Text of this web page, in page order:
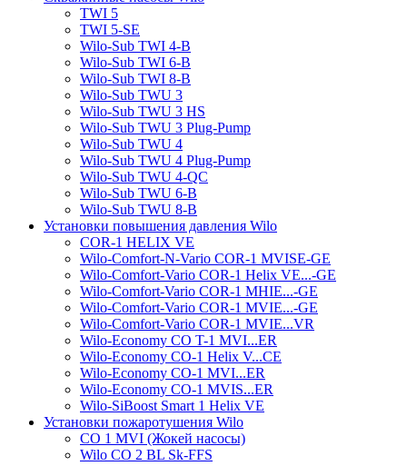
TWI 5
TWI 5-SE
Wilo-Sub TWI 4-B
Wilo-Sub TWI 6-B
Wilo-Sub TWI 8-B
Wilo-Sub TWU 3
Wilo-Sub TWU 3 HS
Wilo-Sub TWU 3 Plug-Pump
Wilo-Sub TWU 4
Wilo-Sub TWU 4 Plug-Pump
Wilo-Sub TWU 4-QC
Wilo-Sub TWU 6-B
Wilo-Sub TWU 8-B
Установки повышения давления Wilo
COR-1 HELIX VE
Wilo-Comfort-N-Vario COR-1 MVISE-GE
Wilo-Comfort-Vario COR-1 Helix VE...-GE
Wilo-Comfort-Vario COR-1 MHIE...-GE
Wilo-Comfort-Vario COR-1 MVIE...-GE
Wilo-Comfort-Vario COR-1 MVIE...VR
Wilo-Economy CO T-1 MVI...ER
Wilo-Economy CO-1 Helix V...CE
Wilo-Economy CO-1 MVI...ER
Wilo-Economy CO-1 MVIS...ER
Wilo-SiBoost Smart 1 Helix VE
Установки пожаротушения Wilo
CO 1 MVI (Жокей насосы)
Wilo CO 2 BL Sk-FFS